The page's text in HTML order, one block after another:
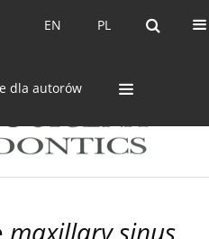
PL
EN PL
EN
dla autorów
maxillary sinus